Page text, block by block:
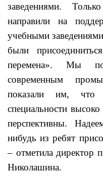
заведениями.
направили на
учебными
были
перемена». Мы
современным
показали им, что
специальности
перспективны.
нибудь из ребят
– отметила директор
Николашина.